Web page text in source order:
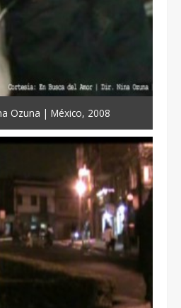
Ozuna | México, 2008